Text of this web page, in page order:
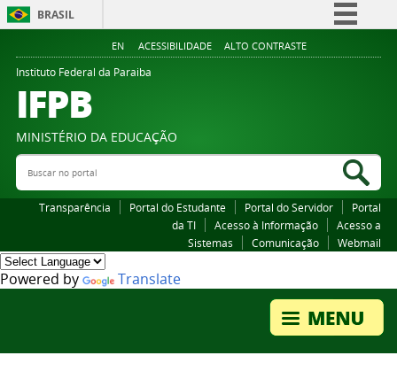
BRASIL
Simplifique!
Legislação
EN ACESSIBILIDADE ALTO CONTRASTE
Instituto Federal da Paraiba
IFPB
MINISTÉRIO DA EDUCAÇÃO
Buscar no portal
Transparência Portal do Estudante Portal do Servidor
Portal
da TI
Acesso à Informação
Acesso a
Sistemas
Comunicação Webmail
Powered by Translate